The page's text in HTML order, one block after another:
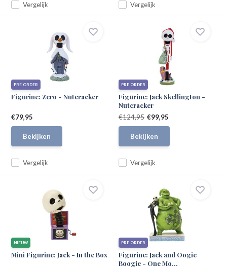
Vergelijk Vergelijk
PRE ORDER
Figurine: Zero - Nutcracker
Vergelijk
€79,95
Bekijken
PRE ORDER
Figurine: Jack Skellington -
Nutcracker
Vergelijk
€124,95 €99,95
Bekijken
NIEUW
Mini Figurine: Jack - In the Box
PRE ORDER
Figurine: Jack and Oogie
Boogie - One Mo...